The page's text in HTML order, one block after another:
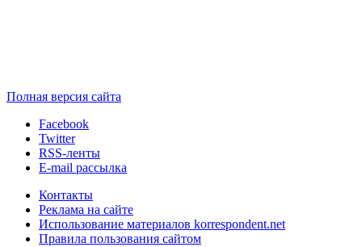
Полная версия сайта
Facebook
Twitter
RSS-ленты
E-mail рассылка
Контакты
Реклама на сайте
Использование материалов korrespondent.net
Правила пользования сайтом